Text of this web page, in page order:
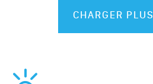
CHARGER PLUS